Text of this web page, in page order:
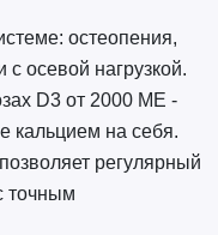
остеопения,
с осевой нагрузкой.
D3 от 2000 МЕ -
кальцием на себя.
регулярный
точным